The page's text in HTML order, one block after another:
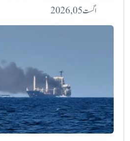
اگست 05, 2026